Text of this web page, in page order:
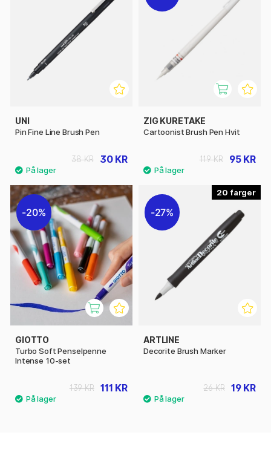
UNI
Pin Fine Line Brush Pen
30 KR
38 KR
ZIG KURETAKE
Cartoonist Brush Pen Hvit
95 KR
119 KR
20%
GIOTTO
Turbo Soft Penselpenne
Intense 10-set
111 KR
139 KR
20
27%
ARTLINE
Decorite Brush Marker
19 KR
26 KR